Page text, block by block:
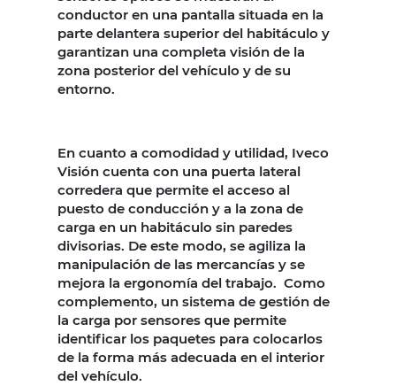
conductor en una pantalla situada en la
parte delantera superior del habitáculo y
garantizan una completa visión de la
zona posterior del vehículo y de su
entorno.
En cuanto a comodidad y utilidad, Iveco
Visión cuenta con una puerta lateral
corredera que permite el acceso al
puesto de conducción y a la zona de
carga en un habitáculo sin paredes
divisorias. De este modo, se agiliza la
manipulación de las mercancías y se
mejora la ergonomía del trabajo. Como
complemento, un sistema de gestión de
la carga por sensores que permite
identificar los paquetes para colocarlos
de la forma más adecuada en el interior
del vehículo.